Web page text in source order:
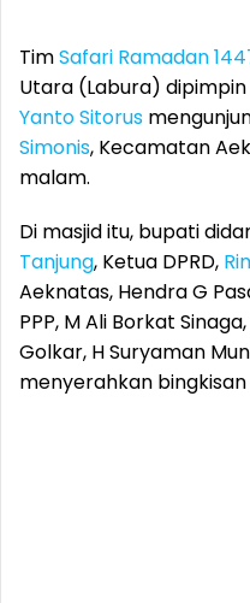
TimSafari Ramadan
Utara (Labura) dipimpin
Yanto Sitorus
Simonis, Kecamatan
malam.
Di masjid itu, bupati
Tanjung, Ketua DPRD,
Aeknatas, Hendra G
PPP, M Ali Borkat
Golkar, H Suryaman
menyerahkan bingkisan